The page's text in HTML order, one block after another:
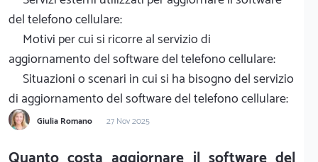
del telefono cellulare:
Motivi per cui si ricorre al servizio di
aggiornamento del software del telefono cellulare:
Situazioni o scenari in cui si ha bisogno del servizio
di aggiornamento del software del telefono cellulare:
Giulia Romano 27 Nov 2025